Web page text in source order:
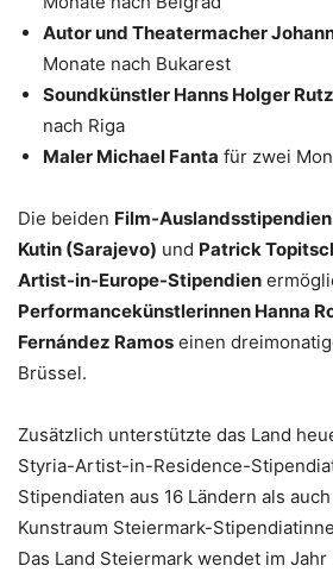
Autor und Theatermacher
Monate nach Bukarest
Soundkünstler Hanns Holger Rutz
nach Riga
Maler Michael Fanta für zwei
Die beiden Film-Auslandsstipendien
Kutin (Sarajevo) und Patrick
Artist-in-Europe-Stipendien
Performancekünstlerinnen Hanna
Fernández Ramos einen
Brüssel.
Zusätzlich unterstützte das Land
Styria-Artist-in-Residence-
Stipendiaten aus 16 Ländern als
Kunstraum Steiermark-
Das Land Steiermark wendet im